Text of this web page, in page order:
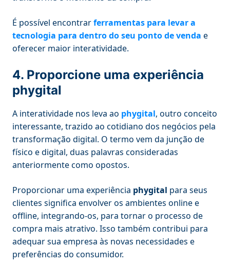
É possível encontrarferramentas para levar a
tecnologia para dentro do seu ponto de venda e
oferecer maior interatividade.
4. Proporcione uma experiência
phygital
A interatividade nos leva ao phygital, outro conceito
interessante, trazido ao cotidiano dos negócios pela
transformação digital. O termo vem da junção de
físico e digital, duas palavras consideradas
anteriormente como opostos.
Proporcionar uma experiência phygital para seus
clientes significa envolver os ambientes online e
offline, integrando-os, para tornar o processo de
compra mais atrativo. Isso também contribui para
adequar sua empresa às novas necessidades e
preferências do consumidor.